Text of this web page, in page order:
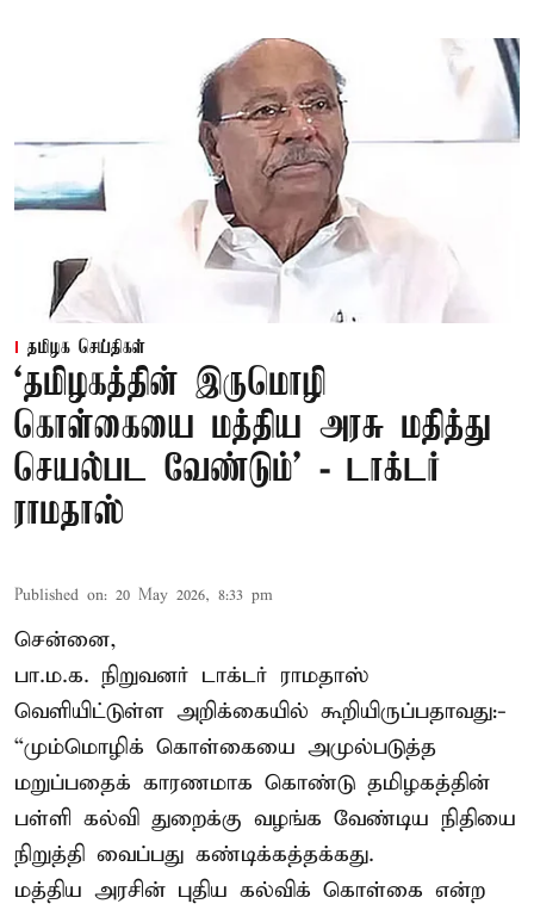
தமிழக செய்திகள்
‘தமிழகத்தின் இருமொழி
கொள்கையை மத்திய அரசு மதித்து
செயல்பட வேண்டும்’ - டாக்டர்
ராமதாஸ்
Published on: 20 May 2026, 8:33 pm
சென்னை,
பா.ம.க. நிறுவனர் டாக்டர் ராமதாஸ்
வெளியிட்டுள்ள அறிக்கையில் கூறியிருப்பதாவது:-
“மும்மொழிக் கொள்கையை அமுல்படுத்த
மறுப்பதைக் காரணமாக கொண்டு தமிழகத்தின்
பள்ளி கல்வி துறைக்கு வழங்க வேண்டிய நிதியை
நிறுத்தி வைப்பது கண்டிக்கத்தக்கது.
மத்திய அரசின் புதிய கல்விக் கொள்கை என்ற